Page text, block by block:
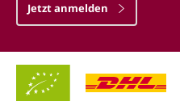
Jetzt anmelden